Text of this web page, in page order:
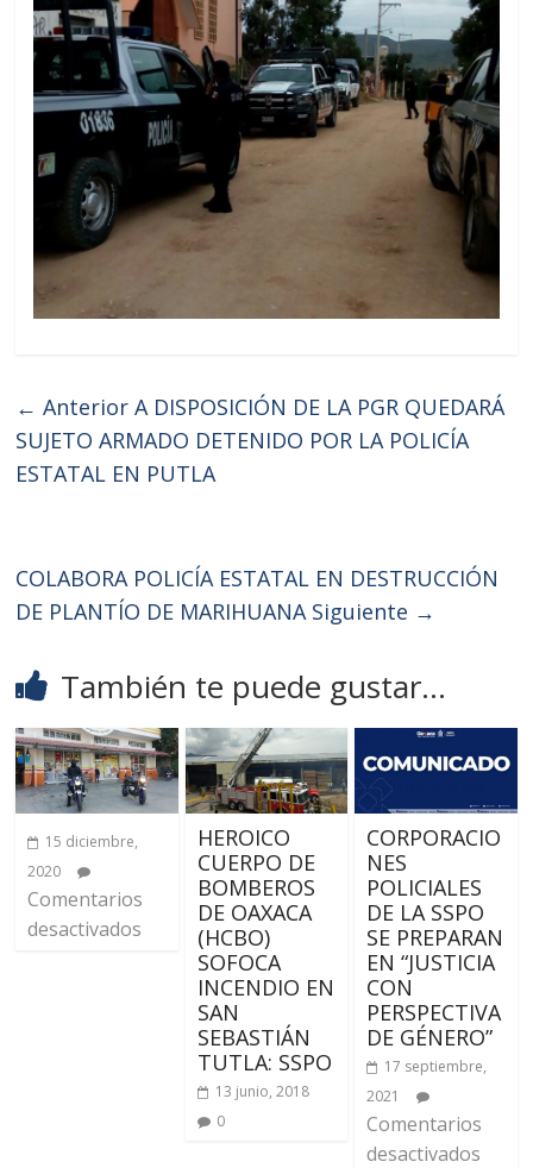
← Anterior A DISPOSICIÓN DE LA PGR QUEDARÁ
SUJETO ARMADO DETENIDO POR LA POLICÍA
ESTATAL EN PUTLA
COLABORA POLICÍA ESTATAL EN DESTRUCCIÓN
DE PLANTÍO DE MARIHUANA Siguiente →
También te puede gustar...
15 diciembre,
2020
Comentarios
desactivados
HEROICO
CUERPO DE
BOMBEROS
DE OAXACA
(HCBO)
SOFOCA
INCENDIO EN
SAN
SEBASTIÁN
TUTLA: SSPO
13 junio, 2018
0
CORPORACIO
NES
POLICIALES
DE LA SSPO
SE PREPARAN
EN “JUSTICIA
CON
PERSPECTIVA
DE GÉNERO”
17 septiembre,
2021
Comentarios
desactivados